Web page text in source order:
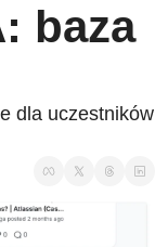
baza
dla uczestników